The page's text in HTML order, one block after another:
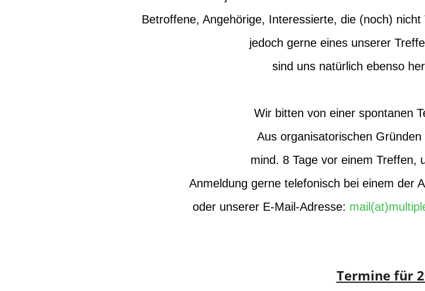
Betroffene, Angehörige, Interessierte, die (noch)
jedoch gerne eines unserer
sind uns natürlich ebenso
Wir bitten von einer spontanen
Aus organisatorischen
mind. 8 Tage vor einem Treffen,
Anmeldung gerne telefonisch bei einem der
oder unserer E-Mail-Adresse:
Termine für